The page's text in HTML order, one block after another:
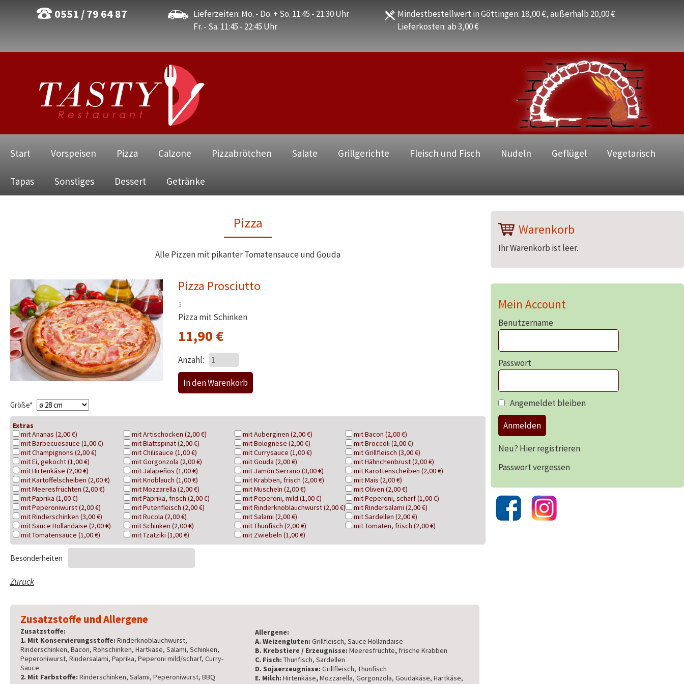
0551 / 79 64 87
Lieferzeiten: Mo. - Do. + So. 11:45 - 21:30 Uhr
Fr. - Sa. 11:45 - 22:45 Uhr
Mindestbestellwert in Göttingen: 18,00 €, außerhalb 20,00 €
Lieferkosten: ab 3,00 €
überspringen
Start Vorspeisen Pizza Calzone Pizzabrötchen Salate Grillgerichte Fleisch und Fisch Nudeln Geflügel Vegetarisch
Tapas Sonstiges Dessert Getränke
Pizza
Alle Pizzen mit pikanter Tomatensauce und Gouda
Pizza Prosciutto
3
Pizza mit Schinken
11,90 €
Anzahl:
Pflichtfeld
Größe*
Extras
mit Ananas (2,00 €)
mit Artischocken (2,00 €) mit Auberginen (2,00 €)
mit Bacon (2,00 €)
mit Barbecuesauce (1,00 €)
mit Blattspinat (2,00 €) mit Bolognese (2,00 €)
mit Broccoli (2,00 €)
mit Champignons (2,00 €)
mit Chilisauce (1,00 €) mit Currysauce (1,00 €)
mit Grillfleisch (3,00 €)
mit Ei, gekocht (1,00 €)
mit Gorgonzola (2,00 €) mit Gouda (2,00 €)
mit Hähnchenbrust (2,00 €)
mit Hirtenkäse (2,00 €)
mit Jalapeños (1,00 €) mit Jamón Serrano (3,00 €)
mit Karottenscheiben (2,00 €)
mit Kartoffelscheiben (2,00 €)
mit Knoblauch (1,00 €) mit Krabben, frisch (2,00 €)
mit Mais (2,00 €)
mit Meeresfrüchten (2,00 €)
mit Mozzarella (2,00 €) mit Muscheln (2,00 €)
mit Oliven (2,00 €)
mit Paprika (1,00 €)
mit Paprika, frisch (2,00 €) mit Peperoni, mild (1,00 €)
mit Peperoni, scharf (1,00 €)
mit Peperoniwurst (2,00 €)
mit Putenfleisch (2,00 €) mit Rinderknoblauchwurst (2,00 €)
mit Rindersalami (2,00 €)
mit Rinderschinken (3,00 €)
mit Rucola (2,00 €) mit Salami (2,00 €)
mit Sardellen (2,00 €)
mit Sauce Hollandaise (2,00 €)
mit Schinken (2,00 €) mit Thunfisch (2,00 €)
mit Tomaten, frisch (2,00 €)
mit Tomatensauce (1,00 €)
mit Tzatziki (1,00 €) mit Zwiebeln (1,00 €)
Besonderheiten
Zurück
Zusatzstoffe und Allergene
Zusatzstoffe:
1. Mit Konservierungsstoffe: Rinderknoblauchwurst,
Rinderschinken, Bacon, Rohschinken, Hartkäse, Salami, Schinken,
Peperoniwurst, Rindersalami, Paprika, Peperoni mild/scharf, Curry-
Sauce
2. Mit Farbstoffe: Rinderschinken, Salami, Peperoniwurst, BBQ
Allergene:
A. Weizengluten: Grillfleisch, Sauce Hollandaise
B. Krebstiere / Erzeugnisse: Meeresfrüchte,frische Krabben
C. Fisch: Thunfisch, Sardellen
D. Sojaerzeugnisse: Grillfleisch, Thunfisch
E. Milch: Hirtenkäse,Mozzarella, Gorgonzola, Goudakäse, Hartkäse,
Warenkorb
Ihr Warenkorb ist leer.
Mein Account
Benutzername
Passwort
Angemeldet bleiben
Anmelden
Neu? Hier registrieren
Passwort vergessen